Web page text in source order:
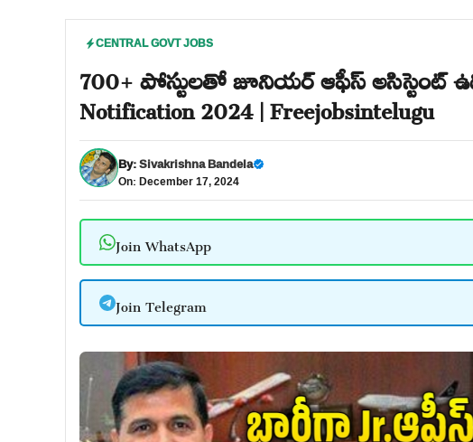
CENTRAL GOVT JOBS
700+ పోస్టులతో జూనియర్ ఆఫీస్ అసిస్టెంట్
Notification 2024 | Freejobsintelugu
By:Sivakrishna Bandela
On: December 17, 2024
Join WhatsApp
Join Telegram